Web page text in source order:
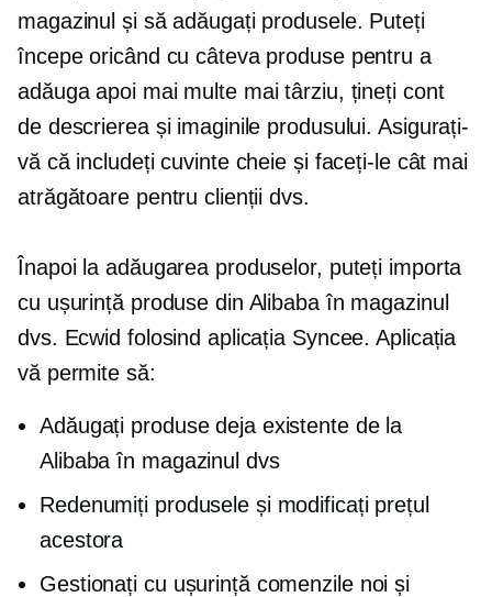
magazinul și să adăugați produsele. Puteți
începe oricând cu câteva produse pentru a
adăuga apoi mai multe mai târziu, țineți cont
de descrierea și imaginile produsului. Asigurați-
vă că includeți cuvinte cheie și faceți-le cât mai
atrăgătoare pentru clienții dvs.
Înapoi la adăugarea produselor, puteți importa
cu ușurință produse din Alibaba în magazinul
dvs. Ecwid folosind aplicația Syncee. Aplicația
vă permite să:
Adăugați produse deja existente de la
Alibaba în magazinul dvs
Redenumiți produsele și modificați prețul
acestora
Gestionați cu ușurință comenzile noi și